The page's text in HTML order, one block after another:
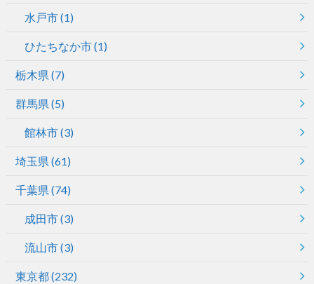
水戸市(1)
ひたちなか市(1)
栃木県 (7)
群馬県 (5)
館林市(3)
埼玉県 (61)
千葉県 (74)
成田市(3)
流山市(3)
東京都(232)